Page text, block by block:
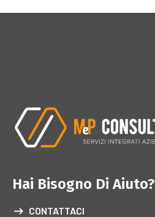
Hai Bisogno Di Aiuto?
CONTATTACI